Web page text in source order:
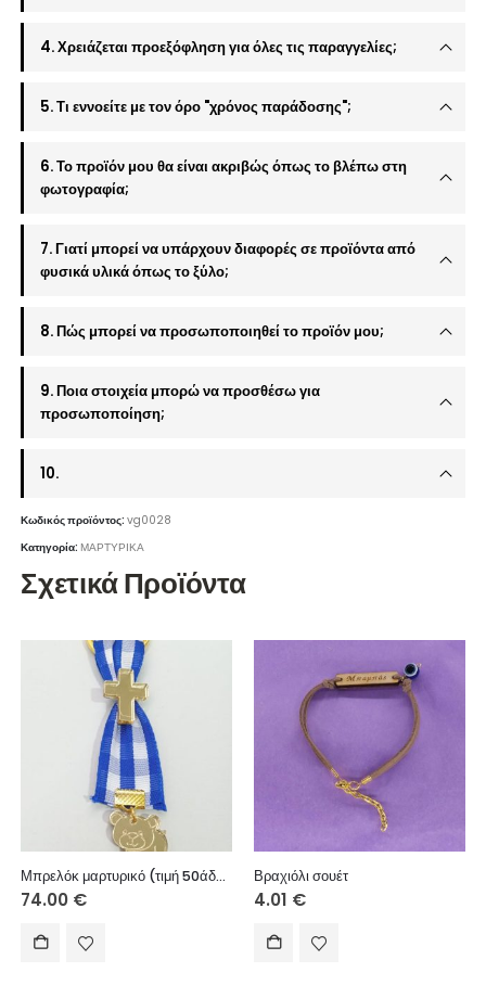
4. Χρειάζεται προεξόφληση για όλες τις παραγγελίες;
5. Τι εννοείτε με τον όρο "χρόνος παράδοσης";
6. Το προϊόν μου θα είναι ακριβώς όπως το βλέπω στη
φωτογραφία;
7. Γιατί μπορεί να υπάρχουν διαφορές σε προϊόντα από
φυσικά υλικά όπως το ξύλο;
8. Πώς μπορεί να προσωποποιηθεί το προϊόν μου;
9. Ποια στοιχεία μπορώ να προσθέσω για
προσωποποίηση;
10.
Κωδικός προϊόντος:vg0028
Κατηγορία:ΜΑΡΤΥΡΙΚΑ
Σχετικά Προϊόντα
Μπρελόκ μαρτυρικό (τιμή 50άδας)
74.00 €
Βραχιόλι σουέτ
4.01 €